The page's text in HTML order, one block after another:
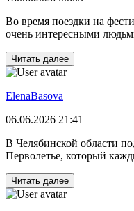
Во время поездки на
очень интересными
Читать далее
ElenaBasova
06.06.2026 21:41
В Челябинской области
Перволетье, который
Читать далее